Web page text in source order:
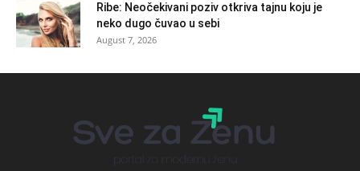
Ribe: Neočekivani poziv otkriva tajnu koju je
neko dugo čuvao u sebi
August 7, 2026